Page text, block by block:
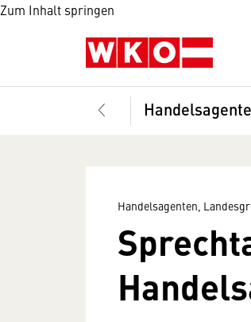
Zum Inhalt springen
Handelsagenten,